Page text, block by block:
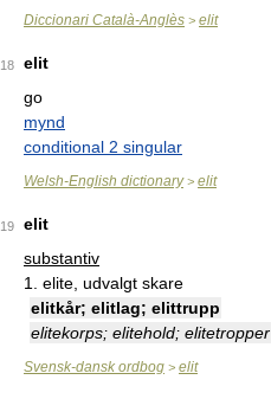
Diccionari Català-Anglès > elit
18
elit
go
mynd
conditional 2 singular
Welsh-English dictionary> elit
19
elit
substantiv
1. elite, udvalgt skare
elitkår; elitlag; elittrupp
elitekorps; elitehold; elitetropper
Svensk-dansk ordbog > elit